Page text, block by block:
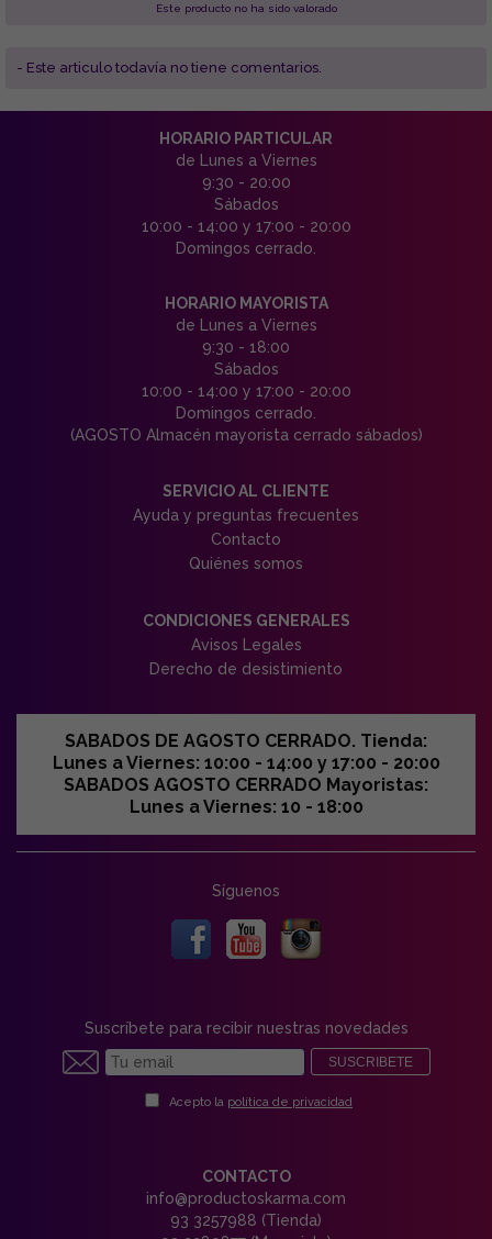
Este producto no ha sido valorado
- Este articulo todavía no tiene comentarios.
HORARIO PARTICULAR
de Lunes a Viernes
9:30 - 20:00
Sábados
10:00 - 14:00 y 17:00 - 20:00
Domingos cerrado.
HORARIO MAYORISTA
de Lunes a Viernes
9:30 - 18:00
Sábados
10:00 - 14:00 y 17:00 - 20:00
Domingos cerrado.
(AGOSTO Almacén mayorista cerrado sábados)
SERVICIO AL CLIENTE
Ayuda y preguntas frecuentes
Contacto
Quiénes somos
CONDICIONES GENERALES
Avisos Legales
Derecho de desistimiento
SABADOS DE AGOSTO CERRADO. Tienda:
Lunes a Viernes: 10:00 - 14:00 y 17:00 - 20:00
SABADOS AGOSTO CERRADO Mayoristas:
Lunes a Viernes: 10 - 18:00
Síguenos
Suscríbete para recibir nuestras novedades
SUSCRIBETE
Acepto la política de privacidad
CONTACTO
info@productoskarma.com
93 3257988 (Tienda)